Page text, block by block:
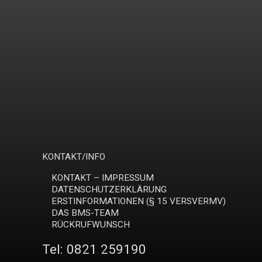
KONTAKT/INFO
KONTAKT – IMPRESSUM
DATENSCHUTZERKLÄRUNG
ERSTINFORMATIONEN (§ 15 VERSVERMV)
DAS BMS-TEAM
RÜCKRUFWUNSCH
Tel: 0821 259190